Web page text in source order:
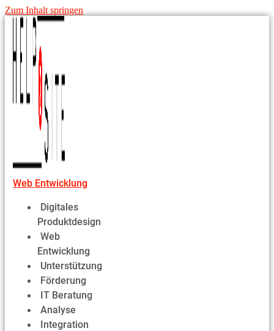
Zum Inhalt springen
Web Entwicklung
Digitales
Produktdesign
Web
Entwicklung
Unterstützung
Förderung
IT Beratung
Analyse
Integration